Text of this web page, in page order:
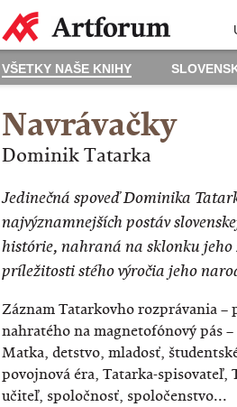
VŠETKY NAŠE KNIHY
Navrávačky
Dominik Tatarka
Jedinečná spoveď Dominika
najvýznamnejších postáv
histórie, nahraná na sklonku jeho
príležitosti stého výročia jeho
Záznam Tatarkovho rozprávania –
nahratého na magnetofónový pás
Matka, detstvo, mladosť,
povojnová éra, Tatarka-spisovateľ,
učiteľ, spoločnosť, spoločenstvo...